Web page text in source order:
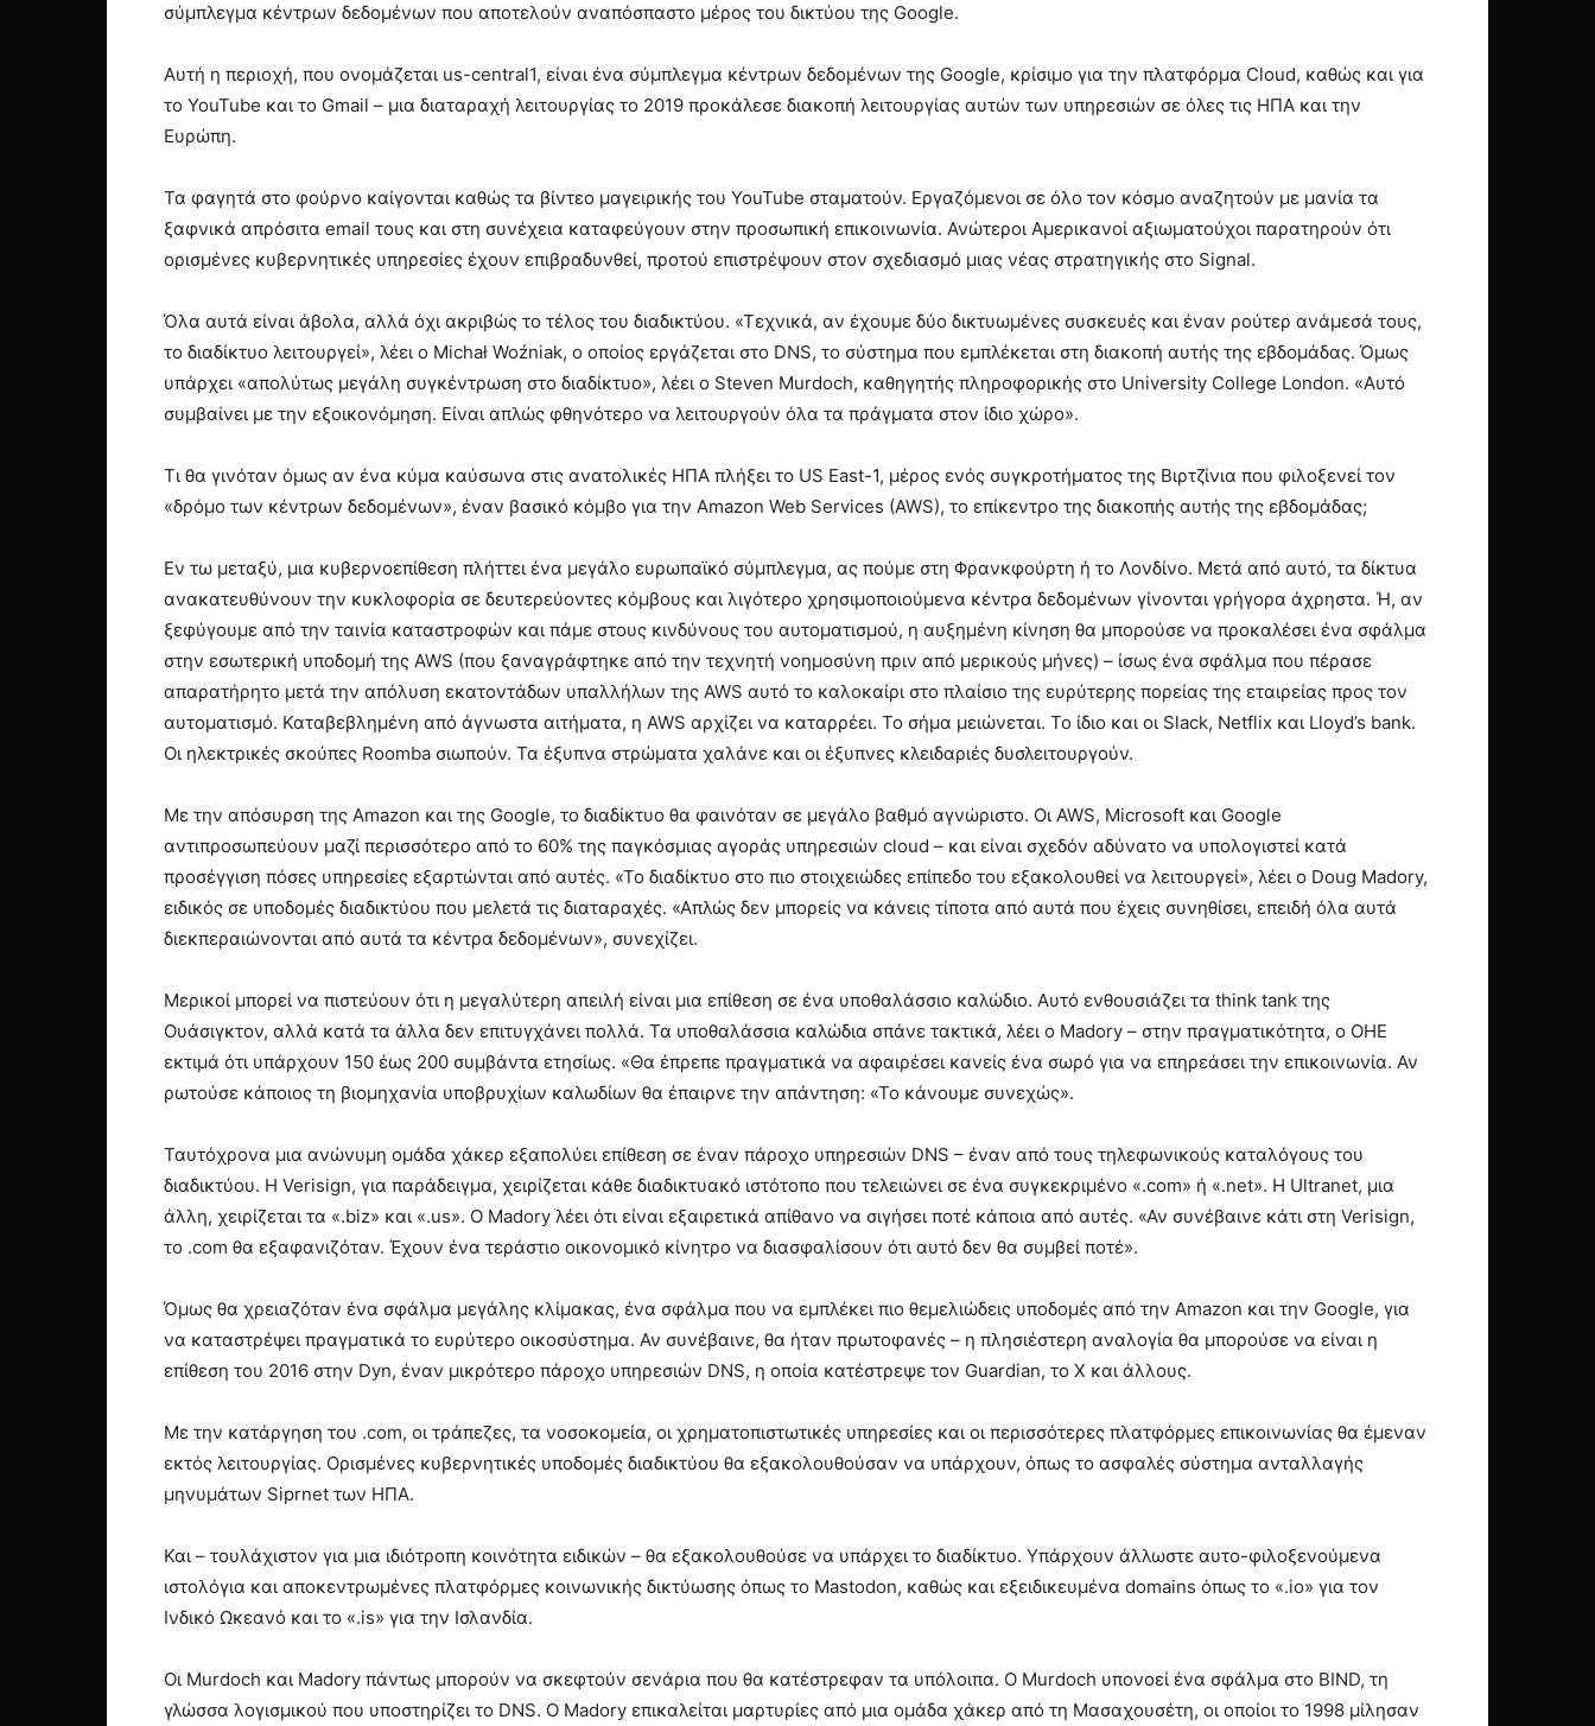
σύμπλεγμα κέντρων δεδομένων που αποτελούν αναπόσπαστο μέρος του δικτύου της Google.
Αυτή η περιοχή, που ονομάζεται us-central1, είναι ένα σύμπλεγμα κέντρων δεδομένων της Google, κρίσιμο για την πλατφόρμα Cloud, καθώς και για
το YouTube και το Gmail – μια διαταραχή λειτουργίας το 2019 προκάλεσε διακοπή λειτουργίας αυτών των υπηρεσιών σε όλες τις ΗΠΑ και την
Ευρώπη.
Τα φαγητά στο φούρνο καίγονται καθώς τα βίντεο μαγειρικής του YouTube σταματούν. Εργαζόμενοι σε όλο τον κόσμο αναζητούν με μανία τα
ξαφνικά απρόσιτα email τους και στη συνέχεια καταφεύγουν στην προσωπική επικοινωνία. Ανώτεροι Αμερικανοί αξιωματούχοι παρατηρούν ότι
ορισμένες κυβερνητικές υπηρεσίες έχουν επιβραδυνθεί, προτού επιστρέψουν στον σχεδιασμό μιας νέας στρατηγικής στο Signal.
Όλα αυτά είναι άβολα, αλλά όχι ακριβώς το τέλος του διαδικτύου. «Τεχνικά, αν έχουμε δύο δικτυωμένες συσκευές και έναν ρούτερ ανάμεσά τους,
το διαδίκτυο λειτουργεί», λέει ο Michał Woźniak, ο οποίος εργάζεται στο DNS, το σύστημα που εμπλέκεται στη διακοπή αυτής της εβδομάδας. Όμως
υπάρχει «απολύτως μεγάλη συγκέντρωση στο διαδίκτυο», λέει ο Steven Murdoch, καθηγητής πληροφορικής στο University College London. «Αυτό
συμβαίνει με την εξοικονόμηση. Είναι απλώς φθηνότερο να λειτουργούν όλα τα πράγματα στον ίδιο χώρο».
Τι θα γινόταν όμως αν ένα κύμα καύσωνα στις ανατολικές ΗΠΑ πλήξει το US East-1, μέρος ενός συγκροτήματος της Βιρτζίνια που φιλοξενεί τον
«δρόμο των κέντρων δεδομένων», έναν βασικό κόμβο για την Amazon Web Services (AWS), το επίκεντρο της διακοπής αυτής της εβδομάδας;
Εν τω μεταξύ, μια κυβερνοεπίθεση πλήττει ένα μεγάλο ευρωπαϊκό σύμπλεγμα, ας πούμε στη Φρανκφούρτη ή το Λονδίνο. Μετά από αυτό, τα δίκτυα
ανακατευθύνουν την κυκλοφορία σε δευτερεύοντες κόμβους και λιγότερο χρησιμοποιούμενα κέντρα δεδομένων γίνονται γρήγορα άχρηστα. Ή, αν
ξεφύγουμε από την ταινία καταστροφών και πάμε στους κινδύνους του αυτοματισμού, η αυξημένη κίνηση θα μπορούσε να προκαλέσει ένα σφάλμα
στην εσωτερική υποδομή της AWS (που ξαναγράφτηκε από την τεχνητή νοημοσύνη πριν από μερικούς μήνες) – ίσως ένα σφάλμα που πέρασε
απαρατήρητο μετά την απόλυση εκατοντάδων υπαλλήλων της AWS αυτό το καλοκαίρι στο πλαίσιο της ευρύτερης πορείας της εταιρείας προς τον
αυτοματισμό. Καταβεβλημένη από άγνωστα αιτήματα, η AWS αρχίζει να καταρρέει. Το σήμα μειώνεται. Το ίδιο και οι Slack, Netflix και Lloyd’s bank.
Οι ηλεκτρικές σκούπες Roomba σιωπούν. Τα έξυπνα στρώματα χαλάνε και οι έξυπνες κλειδαριές δυσλειτουργούν.
Με την απόσυρση της Amazon και της Google, το διαδίκτυο θα φαινόταν σε μεγάλο βαθμό αγνώριστο. Οι AWS, Microsoft και Google
αντιπροσωπεύουν μαζί περισσότερο από το 60% της παγκόσμιας αγοράς υπηρεσιών cloud – και είναι σχεδόν αδύνατο να υπολογιστεί κατά
προσέγγιση πόσες υπηρεσίες εξαρτώνται από αυτές. «Το διαδίκτυο στο πιο στοιχειώδες επίπεδο του εξακολουθεί να λειτουργεί», λέει ο Doug Madory,
ειδικός σε υποδομές διαδικτύου που μελετά τις διαταραχές. «Απλώς δεν μπορείς να κάνεις τίποτα από αυτά που έχεις συνηθίσει, επειδή όλα αυτά
διεκπεραιώνονται από αυτά τα κέντρα δεδομένων», συνεχίζει.
Μερικοί μπορεί να πιστεύουν ότι η μεγαλύτερη απειλή είναι μια επίθεση σε ένα υποθαλάσσιο καλώδιο. Αυτό ενθουσιάζει τα think tank της
Ουάσιγκτον, αλλά κατά τα άλλα δεν επιτυγχάνει πολλά. Τα υποθαλάσσια καλώδια σπάνε τακτικά, λέει ο Madory – στην πραγματικότητα, ο ΟΗΕ
εκτιμά ότι υπάρχουν 150 έως 200 συμβάντα ετησίως. «Θα έπρεπε πραγματικά να αφαιρέσει κανείς ένα σωρό για να επηρεάσει την επικοινωνία. Αν
ρωτούσε κάποιος τη βιομηχανία υποβρυχίων καλωδίων θα έπαιρνε την απάντηση: «Το κάνουμε συνεχώς».
Ταυτόχρονα μια ανώνυμη ομάδα χάκερ εξαπολύει επίθεση σε έναν πάροχο υπηρεσιών DNS – έναν από τους τηλεφωνικούς καταλόγους του
διαδικτύου. Η Verisign, για παράδειγμα, χειρίζεται κάθε διαδικτυακό ιστότοπο που τελειώνει σε ένα συγκεκριμένο «.com» ή «.net». Η Ultranet, μια
άλλη, χειρίζεται τα «.biz» και «.us». Ο Madory λέει ότι είναι εξαιρετικά απίθανο να σιγήσει ποτέ κάποια από αυτές. «Αν συνέβαινε κάτι στη Verisign,
το .com θα εξαφανιζόταν. Έχουν ένα τεράστιο οικονομικό κίνητρο να διασφαλίσουν ότι αυτό δεν θα συμβεί ποτέ».
Όμως θα χρειαζόταν ένα σφάλμα μεγάλης κλίμακας, ένα σφάλμα που να εμπλέκει πιο θεμελιώδεις υποδομές από την Amazon και την Google, για
να καταστρέψει πραγματικά το ευρύτερο οικοσύστημα. Αν συνέβαινε, θα ήταν πρωτοφανές – η πλησιέστερη αναλογία θα μπορούσε να είναι η
επίθεση του 2016 στην Dyn, έναν μικρότερο πάροχο υπηρεσιών DNS, η οποία κατέστρεψε τον Guardian, το X και άλλους.
Με την κατάργηση του .com, οι τράπεζες, τα νοσοκομεία, οι χρηματοπιστωτικές υπηρεσίες και οι περισσότερες πλατφόρμες επικοινωνίας θα έμεναν
εκτός λειτουργίας. Ορισμένες κυβερνητικές υποδομές διαδικτύου θα εξακολουθούσαν να υπάρχουν, όπως το ασφαλές σύστημα ανταλλαγής
μηνυμάτων Siprnet των ΗΠΑ.
Και – τουλάχιστον για μια ιδιότροπη κοινότητα ειδικών – θα εξακολουθούσε να υπάρχει το διαδίκτυο. Υπάρχουν άλλωστε αυτο-φιλοξενούμενα
ιστολόγια και αποκεντρωμένες πλατφόρμες κοινωνικής δικτύωσης όπως το Mastodon, καθώς και εξειδικευμένα domains όπως το «.io» για τον
Ινδικό Ωκεανό και το «.is» για την Ισλανδία.
Οι Murdoch και Madory πάντως μπορούν να σκεφτούν σενάρια που θα κατέστρεφαν τα υπόλοιπα. Ο Murdoch υπονοεί ένα σφάλμα στο BIND, τη
γλώσσα λογισμικού που υποστηρίζει το DNS. Ο Madory επικαλείται μαρτυρίες από μια ομάδα χάκερ από τη Μασαχουσέτη, οι οποίοι το 1998 μίλησαν